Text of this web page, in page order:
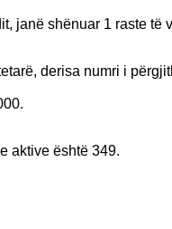
janë shënuar 1 raste të
derisa numri i
aktive është 349.